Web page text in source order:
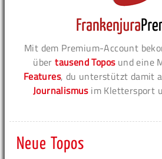
Mit dem Premium-Account
übertausend Toposund eine
Features, du unterstützt damit
Journalismusim Klettersport
Neue Topos